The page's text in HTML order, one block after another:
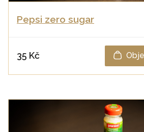
Pepsi zero sugar
35 Kč